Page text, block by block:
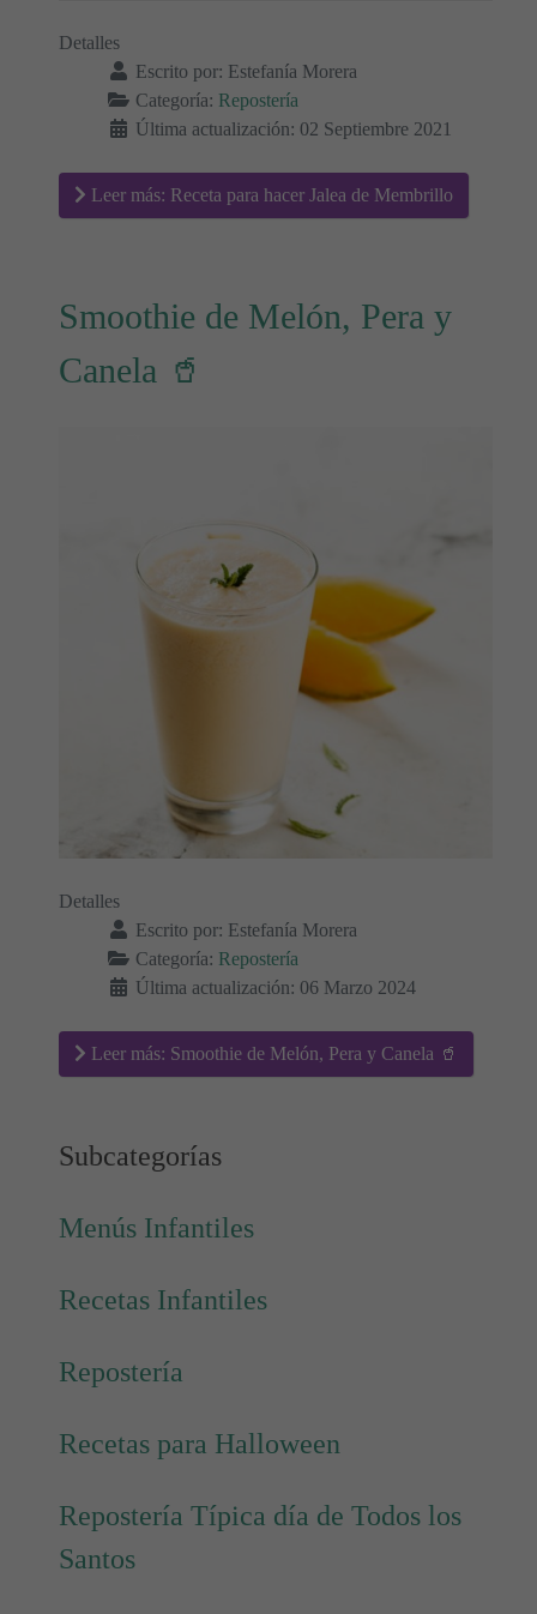
Detalles
Escrito por: Estefanía Morera
Categoría: Repostería
Última actualización: 02 Septiembre 2021
Leer más: Receta para hacer Jalea de Membrillo
Smoothie de Melón, Pera y
Canela 🥤
Detalles
Escrito por: Estefanía Morera
Categoría: Repostería
Última actualización: 06 Marzo 2024
Leer más: Smoothie de Melón, Pera y Canela 🥤
Subcategorías
Menús Infantiles
Recetas Infantiles
Repostería
Recetas para Halloween
Repostería Típica día de Todos los
Santos